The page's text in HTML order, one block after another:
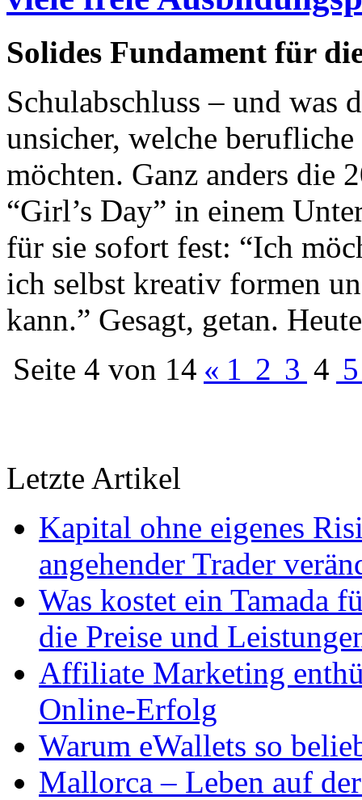
Solides Fundament für
Schulabschluss – und was
unsicher, welche
möchten. Ganz anders die
“Girl’s Day” in einem
für sie sofort fest: “Ich
ich selbst kreativ formen
kann.” Gesagt, getan.
Seite 4 von 14 « 1 2 3 4
Letzte Artikel
Kapital ohne eigenes
angehender Trader
Was kostet ein Tamada
die Preise und
Affiliate Marketing
Online-Erfolg
Warum eWallets so
Mallorca – Leben auf